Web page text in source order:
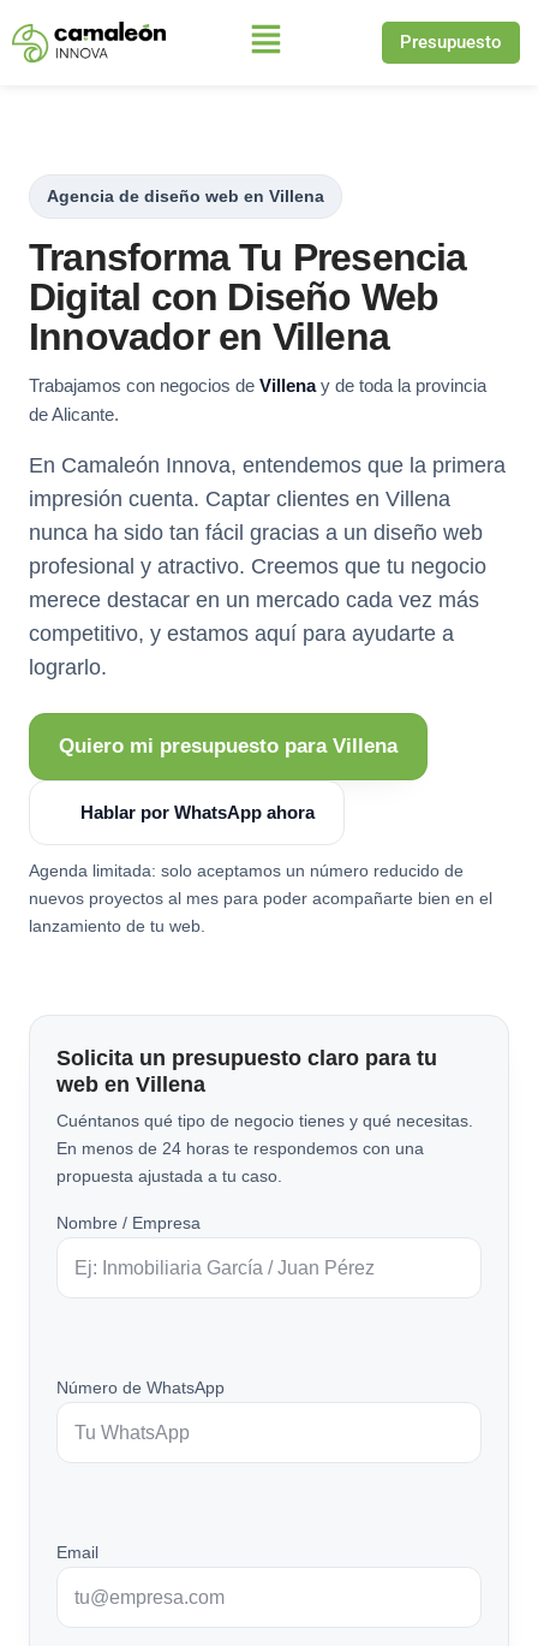
Saltar
Presupuesto
Agencia de diseño web en Villena
Transforma Tu Presencia
Digital con Diseño Web
Innovador en Villena
Trabajamos con negocios de Villenay de toda la provincia
de Alicante.
En Camaleón Innova, entendemos que la primera
impresión cuenta. Captar clientes en Villena
nunca ha sido tan fácil gracias a un diseño web
profesional y atractivo. Creemos que tu negocio
merece destacar en un mercado cada vez más
competitivo, y estamos aquí para ayudarte a
lograrlo.
Quiero mi presupuesto para Villena
Hablar por WhatsApp ahora
Agenda limitada: solo aceptamos un número reducido de
nuevos proyectos al mes para poder acompañarte bien en el
lanzamiento de tu web.
Solicita un presupuesto claro para tu
web en Villena
Cuéntanos qué tipo de negocio tienes y qué necesitas.
En menos de 24 horas te respondemos con una
propuesta ajustada a tu caso.
Nombre / Empresa
Número de WhatsApp
Email